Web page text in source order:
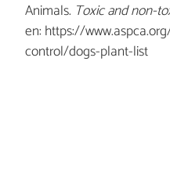
Animals. Toxic and non-
en: https://
control/dogs-plant-list